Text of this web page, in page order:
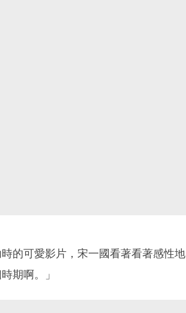
的可愛影片，宋一國看著看著感性地
期啊。」